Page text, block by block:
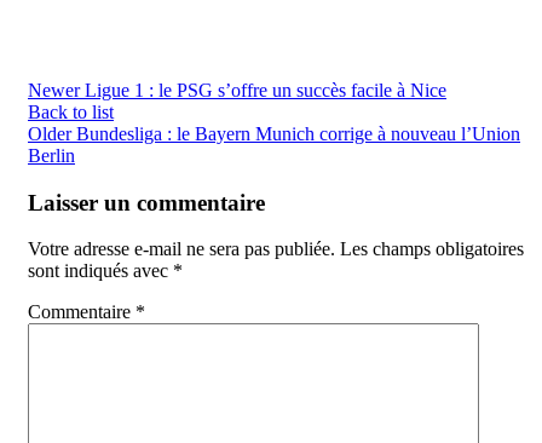
Newer Ligue 1 : le PSG s’offre un succès facile à Nice
Back to list
Older Bundesliga : le Bayern Munich corrige à nouveau l’Union
Berlin
Laisser un commentaire
Votre adresse e-mail ne sera pas publiée. Les champs obligatoires
sont indiqués avec *
Commentaire *